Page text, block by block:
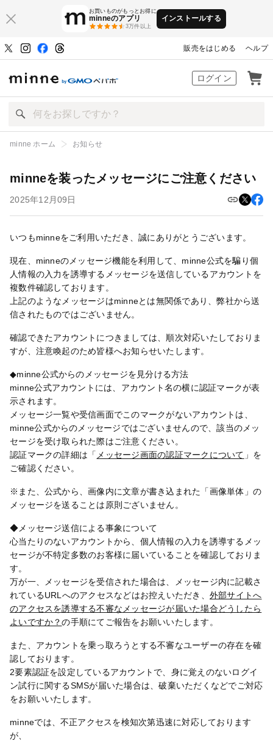
お買いものがもっとお得に
minneのアプリ
3万件以上
インストールする
販売をはじめる ヘルプ
ハンドメイドマーケット minne（ミン
ログイン
minne ホーム お知らせ
minneを装ったメッセージにご注意ください
2025年12月09日
いつもminneをご利用いただき、誠にありがとうございます。
現在、minneのメッセージ機能を利用して、minne公式を騙り個
人情報の入力を誘導するメッセージを送信しているアカウントを
複数件確認しております。
上記のようなメッセージはminneとは無関係であり、弊社から送
信されたものではございません。
確認できたアカウントにつきましては、順次対応いたしておりま
すが、注意喚起のため皆様へお知らせいたします。
◆minne公式からのメッセージを見分ける方法
minne公式アカウントには、アカウント名の横に認証マークが表
示されます。
メッセージ一覧や受信画面でこのマークがないアカウントは、
minne公式からのメッセージではございませんので、該当のメッ
セージを受け取られた際はご注意ください。
認証マークの詳細は「 メッセージ画面の認証マークについて 」を
ご確認ください。
※また、公式から、画像内に文章が書き込まれた「画像単体」の
メッセージを送ることは原則ございません。
◆メッセージ送信による事象について
心当たりのないアカウントから、個人情報の入力を誘導するメッ
セージが不特定多数のお客様に届いていることを確認しておりま
す。
万が一、メッセージを受信された場合は、メッセージ内に記載さ
れているURLへのアクセスなどはお控えいただき、 外部サイトへ
のアクセスを誘導する不審なメッセージが届いた場合どうしたら
よいですか？の手順にてご報告をお願いいたします。
また、アカウントを乗っ取ろうとする不審なユーザーの存在を確
認しております。
2要素認証を設定しているアカウントで、身に覚えのないログイ
ン試行に関するSMSが届いた場合は、破棄いただくなどでご対応
をお願いいたします。
minneでは、不正アクセスを検知次第迅速に対応しております
が、